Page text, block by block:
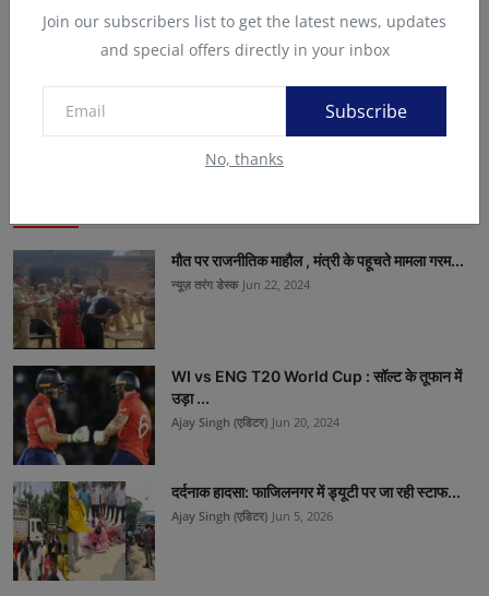
Join our subscribers list to get the latest news, updates
and special offers directly in your inbox
Subscribe
No, thanks
मौत पर राजनीतिक माहौल , मंत्री के पहूचते मामला गरम...
न्यूज़ तरंग डेस्क Jun 22, 2024
WI vs ENG T20 World Cup : सॉल्ट के तूफान में
उड़ा ...
Ajay Singh (एडिटर) Jun 20, 2024
दर्दनाक हादसा: फाजिलनगर में ड्यूटी पर जा रही स्टाफ...
Ajay Singh (एडिटर) Jun 5, 2026